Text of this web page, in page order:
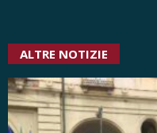
ALTRE NOTIZIE